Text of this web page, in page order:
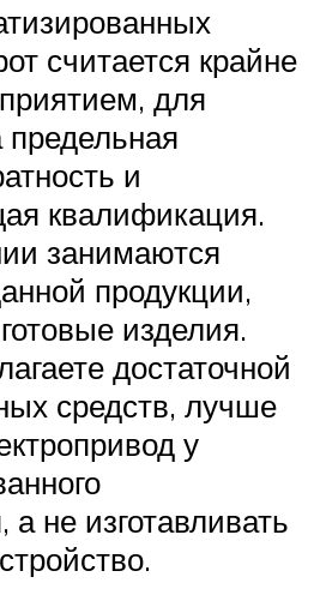
считается крайне
для
предельная
и
квалификация.
занимаются
продукции,
изделия.
достаточной
средств, лучше
у
а не изготавливать